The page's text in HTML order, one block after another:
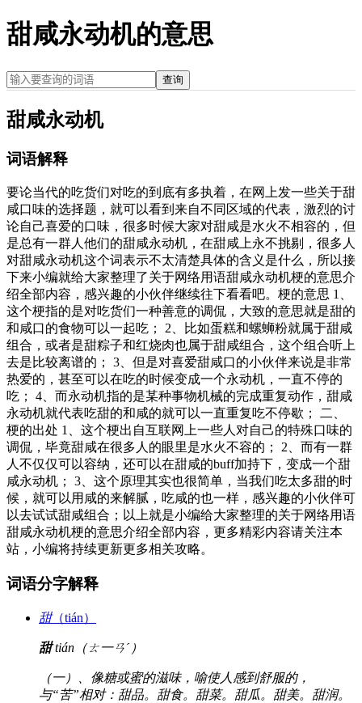
甜咸永动机的意思
查询
甜咸永动机
词语解释
要论当代的吃货们对吃的到底有多执着，在网上发一些关于甜
咸口味的选择题，就可以看到来自不同区域的代表，激烈的讨
论自己喜爱的口味，很多时候大家对甜咸是水火不相容的，但
是总有一群人他们的甜咸永动机，在甜咸上永不挑剔，很多人
对甜咸永动机这个词表示不太清楚具体的含义是什么，所以接
下来小编就给大家整理了关于网络用语甜咸永动机梗的意思介
绍全部内容，感兴趣的小伙伴继续往下看看吧。梗的意思 1、
这个梗指的是对吃货们一种善意的调侃，大致的意思就是甜的
和咸口的食物可以一起吃； 2、比如蛋糕和螺蛳粉就属于甜咸
组合，或者是甜粽子和红烧肉也属于甜咸组合，这个组合听上
去是比较离谱的； 3、但是对喜爱甜咸口的小伙伴来说是非常
热爱的，甚至可以在吃的时候变成一个永动机，一直不停的
吃； 4、而永动机指的是某种事物机械的完成重复动作，甜咸
永动机就代表吃甜的和咸的就可以一直重复吃不停歇； 二、
梗的出处 1、这个梗出自互联网上一些人对自己的特殊口味的
调侃，毕竟甜咸在很多人的眼里是水火不容的； 2、而有一群
人不仅仅可以容纳，还可以在甜咸的buff加持下，变成一个甜
咸永动机； 3、这个原理其实也很简单，当我们吃太多甜的时
候，就可以用咸的来解腻，吃咸的也一样，感兴趣的小伙伴可
以去试试甜咸组合；以上就是小编给大家整理的关于网络用语
甜咸永动机梗的意思介绍全部内容，更多精彩内容请关注本
站，小编将持续更新更多相关攻略。
词语分字解释
甜（tián）
甜tián（ㄊ一ㄢˊ）
（一）、像糖或蜜的滋味，喻使人感到舒服的，
与“苦”相对：甜品。甜食。甜菜。甜瓜。甜美。甜润。